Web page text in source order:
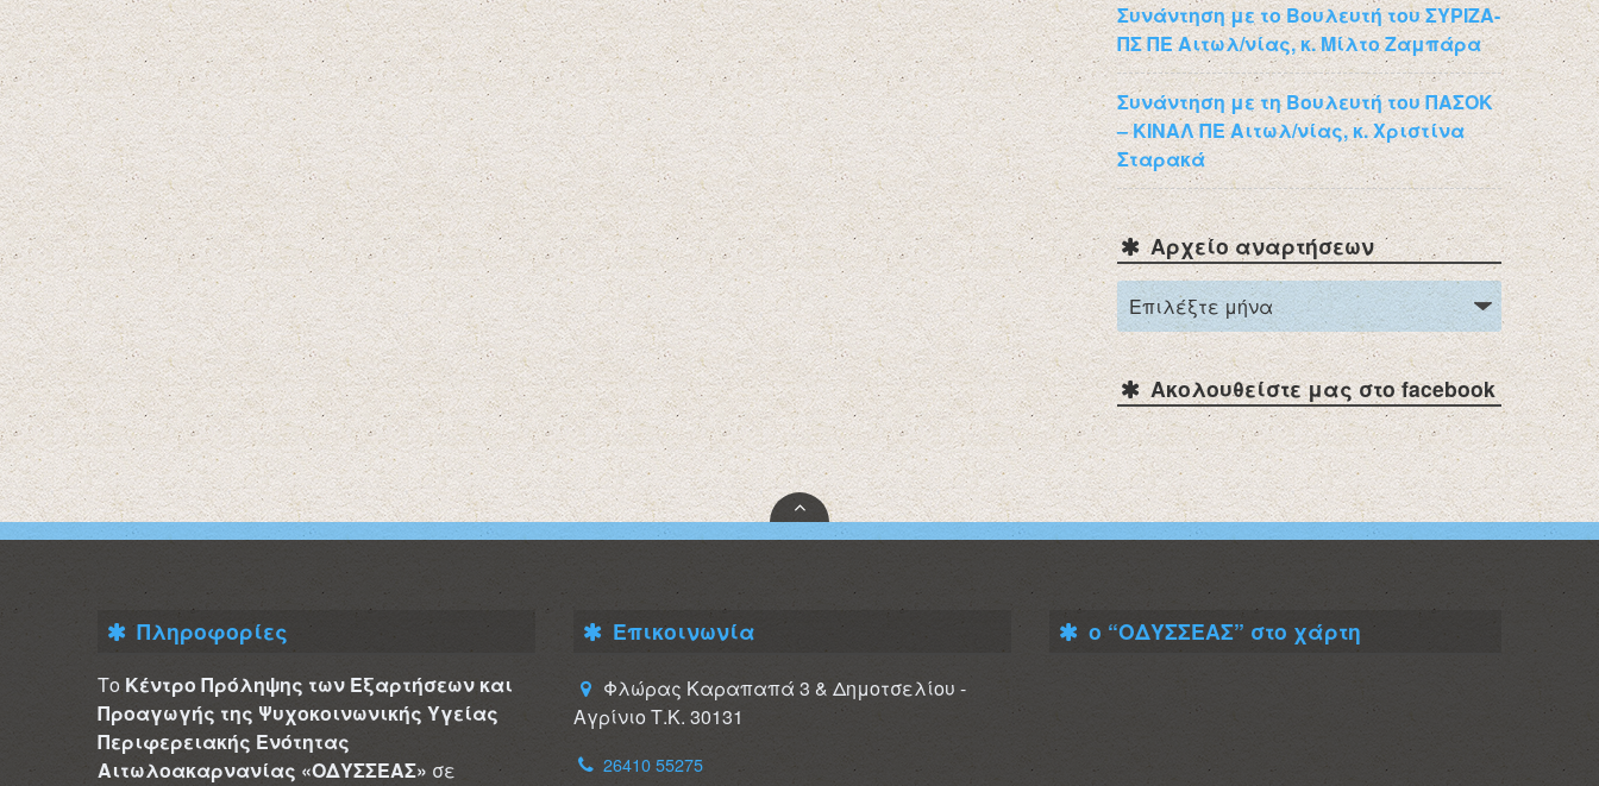
Συνάντηση με το Βουλευτή του ΣΥΡΙΖΑ-
ΠΣ ΠΕ Αιτωλ/νίας, κ. Μίλτο Ζαμπάρα
Συνάντηση με τη Βουλευτή του ΠΑΣΟΚ
– ΚΙΝΑΛ ΠΕ Αιτωλ/νίας, κ. Χριστίνα
Σταρακά
Αρχείο αναρτήσεων
Ακολουθείστε μας στο facebook
Πληροφορίες
Το Κέντρο Πρόληψης των Εξαρτήσεων και
Προαγωγής της Ψυχοκοινωνικής Υγείας
Περιφερειακής Ενότητας
Αιτωλοακαρνανίας «ΟΔΥΣΣΕΑΣ» σε
Επικοινωνία
Φλώρας Καραπαπά 3 & Δημοτσελίου -
Αγρίνιο Τ.Κ. 30131
26410 55275
ο “ΟΔΥΣΣΕΑΣ” στο χάρτη